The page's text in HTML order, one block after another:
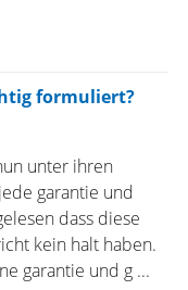
formuliert?
unter ihren
garantie und
dass diese
kein halt haben.
garantie und g ...